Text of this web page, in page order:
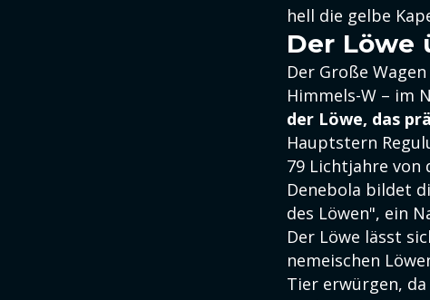
hell die gelbe
Der Löwe
Der Große
Himmels-W – im
der Löwe, das
Hauptstern
79 Lichtjahre von
Denebola bildet
des Löwen", ein
Der Löwe lässt
nemeischen
Tier erwürgen, da